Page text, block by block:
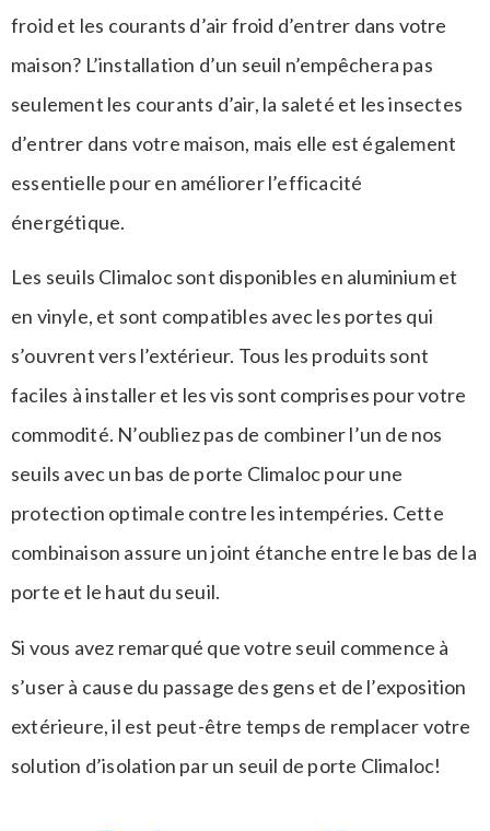
froid et les courants d’air froid d’entrer dans votre
maison? L’installation d’un seuil n’empêchera pas
seulement les courants d’air, la saleté et les insectes
d’entrer dans votre maison, mais elle est également
essentielle pour en améliorer l’efficacité
énergétique.
Les seuils Climaloc sont disponibles en aluminium et
en vinyle, et sont compatibles avec les portes qui
s’ouvrent vers l’extérieur. Tous les produits sont
faciles à installer et les vis sont comprises pour votre
commodité. N’oubliez pas de combiner l’un de nos
seuils avec un bas de porte Climaloc pour une
protection optimale contre les intempéries. Cette
combinaison assure un joint étanche entre le bas de la
porte et le haut du seuil.
Si vous avez remarqué que votre seuil commence à
s’user à cause du passage des gens et de l’exposition
extérieure, il est peut-être temps de remplacer votre
solution d’isolation par un seuil de porte Climaloc!